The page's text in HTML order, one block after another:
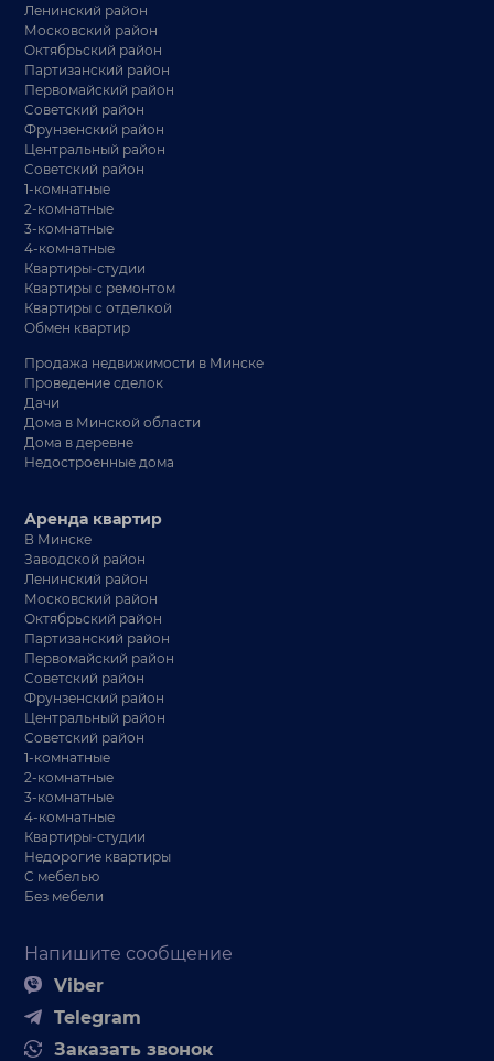
Ленинский район
Московский район
Октябрьский район
Партизанский район
Первомайский район
Советский район
Фрунзенский район
Центральный район
Советский район
1-комнатные
2-комнатные
3-комнатные
4-комнатные
Квартиры-студии
Квартиры с ремонтом
Квартиры с отделкой
Обмен квартир
Продажа недвижимости в Минске
Проведение сделок
Дачи
Дома в Минской области
Дома в деревне
Недостроенные дома
Напишите сообщение
Viber
Telegram
Заказать звонок
Аренда квартир
В Минске
Заводской район
Ленинский район
Московский район
Октябрьский район
Партизанский район
Первомайский район
Советский район
Фрунзенский район
Центральный район
Советский район
1-комнатные
2-комнатные
3-комнатные
4-комнатные
Квартиры-студии
Недорогие квартиры
С мебелью
Без мебели